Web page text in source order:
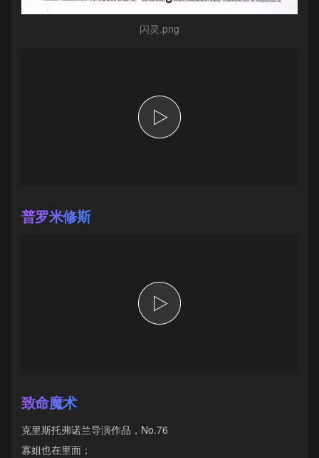
闪灵.png
普罗米修斯
致命魔术
克里斯托弗诺兰导演作品，No.76
寡姐也在里面；